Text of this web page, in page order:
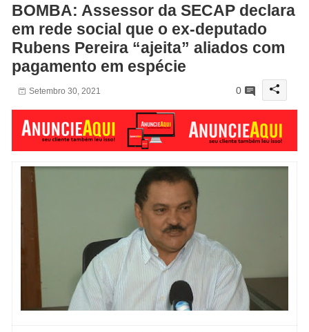
BOMBA: Assessor da SECAP declara
em rede social que o ex-deputado
Rubens Pereira “ajeita” aliados com
pagamento em espécie
Setembro 30, 2021 0